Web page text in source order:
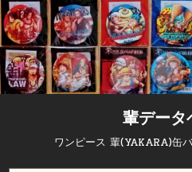
輩データ
ワンピース 輩(YAKARA)缶